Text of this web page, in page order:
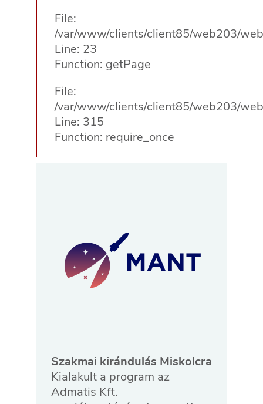
File:
/var/www/clients/client85/web203/
Line: 23
Function: getPage
File:
/var/www/clients/client85/web203/
Line: 315
Function: require_once
Szakmai kirándulás Miskolcra
Kialakult a program az
Admatis Kft.